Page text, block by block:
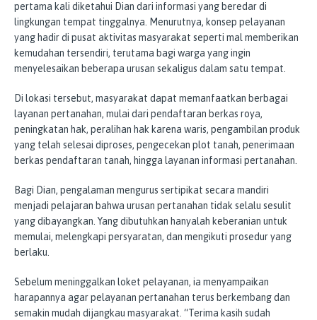
pertama kali diketahui Dian dari informasi yang beredar di
lingkungan tempat tinggalnya. Menurutnya, konsep pelayanan
yang hadir di pusat aktivitas masyarakat seperti mal memberikan
kemudahan tersendiri, terutama bagi warga yang ingin
menyelesaikan beberapa urusan sekaligus dalam satu tempat.
Di lokasi tersebut, masyarakat dapat memanfaatkan berbagai
layanan pertanahan, mulai dari pendaftaran berkas roya,
peningkatan hak, peralihan hak karena waris, pengambilan produk
yang telah selesai diproses, pengecekan plot tanah, penerimaan
berkas pendaftaran tanah, hingga layanan informasi pertanahan.
Bagi Dian, pengalaman mengurus sertipikat secara mandiri
menjadi pelajaran bahwa urusan pertanahan tidak selalu sesulit
yang dibayangkan. Yang dibutuhkan hanyalah keberanian untuk
memulai, melengkapi persyaratan, dan mengikuti prosedur yang
berlaku.
Sebelum meninggalkan loket pelayanan, ia menyampaikan
harapannya agar pelayanan pertanahan terus berkembang dan
semakin mudah dijangkau masyarakat. “Terima kasih sudah